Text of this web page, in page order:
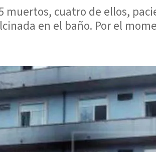
muertos, cuatro de ellos,
en el baño. Por el